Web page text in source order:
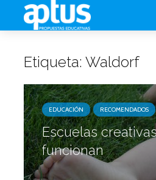
Etiqueta: Waldorf
EDUCACIÓN RECOMENDADOS
Escuelas
funcionan